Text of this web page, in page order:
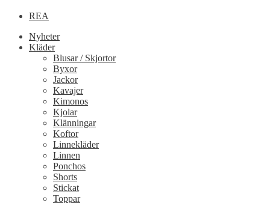
REA
Nyheter
Kläder
Blusar / Skjortor
Byxor
Jackor
Kavajer
Kimonos
Kjolar
Klänningar
Koftor
Linnekläder
Linnen
Ponchos
Shorts
Stickat
Toppar